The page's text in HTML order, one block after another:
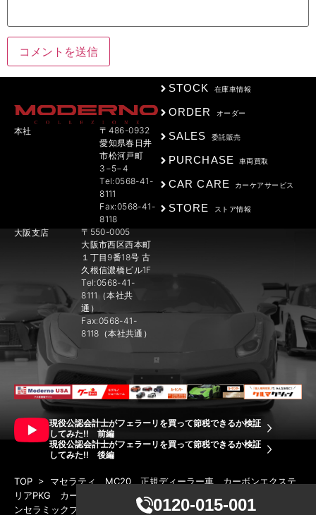
本社
〒486-0932
愛知県春日井
市松河戸町
3−5−4
Tel:0568-41-
8111
Fax:0568-41-
8118
大阪支店
〒550-0005
大阪市西区西本町
１丁目9番18号 古
久根信濃橋ビル1F
Tel:0568-41-
8111（本社共
通）
Fax:0568-41-
8118（本社共通）
STOCK 在庫車情報
ORDER オーダー
SALES 委託販売
PURCHASE 車両買取
CAR CARE カーケアサービス
STORE ストア情報
現役公認会計士がフェラーリを買って節税できるか検証
してみた!! 前編
現役公認会計士がフェラーリを買って節税できるか検証
してみた!! 後編
TOP > マセラティ MC20 正規ディーラー車 カーボンエクステ
リアPKG カーボンインテリアPKG フロントリフティング カーボ
ンセラミックブレーキ ブルーキャリパー デジタルインナーミラ
0120-015-001